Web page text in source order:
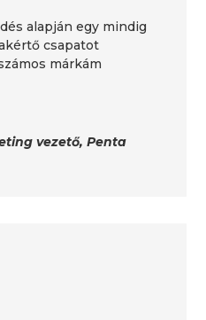
alapján egy mindig
csapatot
márkám
vezető, Penta